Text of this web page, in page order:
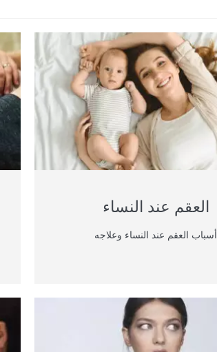
العقم عند النساء
أسباب العقم عند النساء وعلاجه